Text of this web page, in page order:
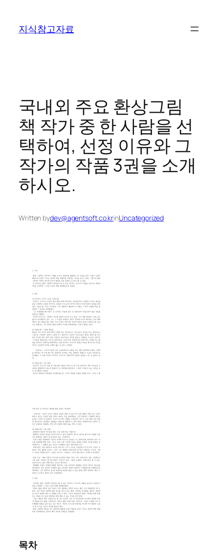
지식참고자료
국내외 주요 환상그림
책 작가 중 한 사람을 선
택하여, 선정 이유와 그
작가의 작품 3권을 소개
하시오.
Written bydev@agentsoft.co.krinUncategorized
목차